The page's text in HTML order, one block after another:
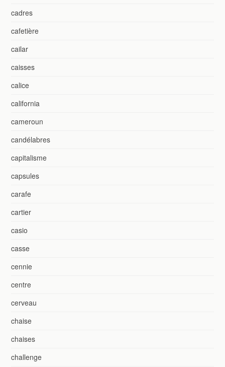
cadres
cafetière
cailar
caisses
calice
california
cameroun
candélabres
capitalisme
capsules
carafe
cartier
casio
casse
cennie
centre
cerveau
chaise
chaises
challenge